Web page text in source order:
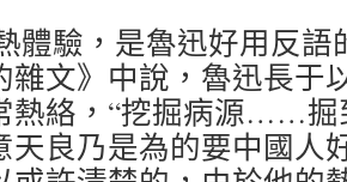
體驗，是魯迅好用反
雜文》中說，魯迅長于
熱絡，“挖掘病源……掘
天良乃是為的要中國人